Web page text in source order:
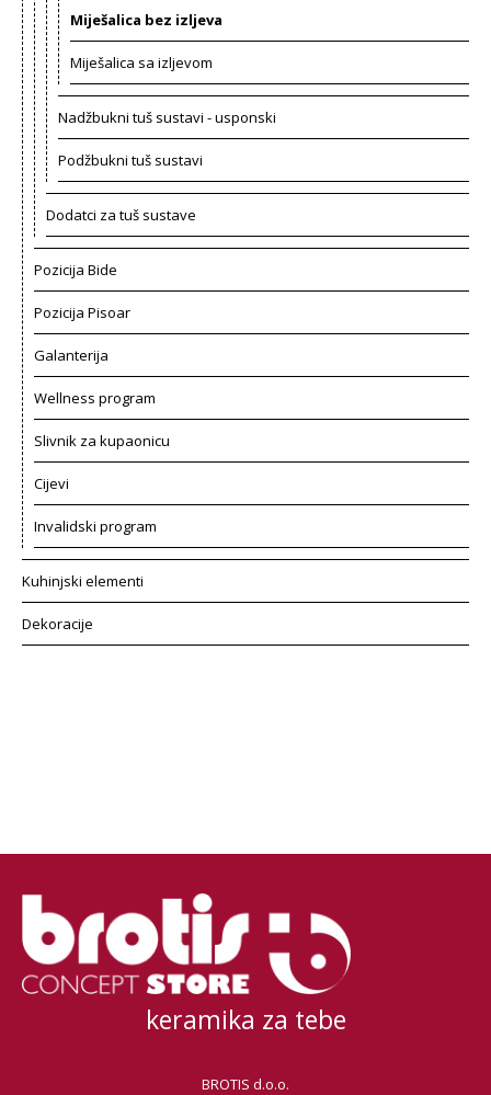
Miješalica bez izljeva
Miješalica sa izljevom
Nadžbukni tuš sustavi - usponski
Podžbukni tuš sustavi
Dodatci za tuš sustave
Pozicija Bide
Pozicija Pisoar
Galanterija
Wellness program
Slivnik za kupaonicu
Cijevi
Invalidski program
Kuhinjski elementi
Dekoracije
keramika za tebe
BROTIS d.o.o.